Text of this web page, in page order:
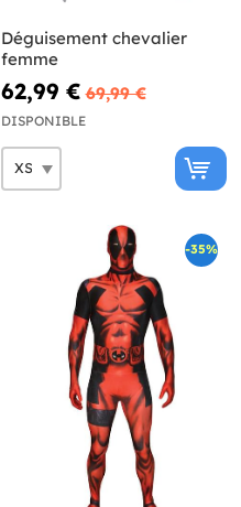
Déguisement chevalier
femme
62,99 € 69,99 €
DISPONIBLE
-35%